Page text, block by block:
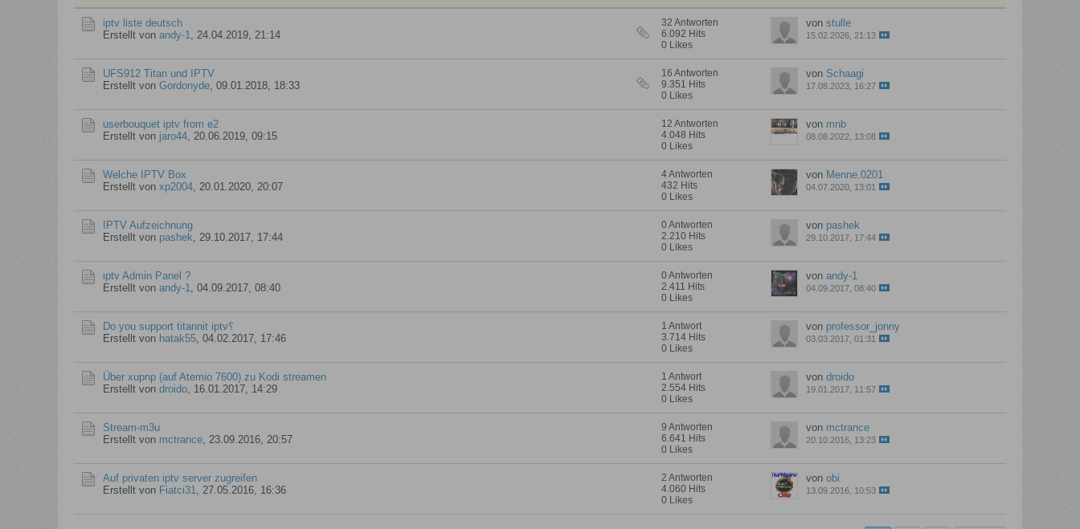
iptv liste deutsch
Erstellt von andy-1, 24.04.2019, 21:14
32 Antworten
6.092 Hits
0 Likes
von stulle
15.02.2026, 21:13
UFS912 Titan und IPTV
Erstellt von Gordonyde, 09.01.2018, 18:33
16 Antworten
9.351 Hits
0 Likes
von Schaagi
17.08.2023, 16:27
userbouquet iptv from e2
Erstellt von jaro44, 20.06.2019, 09:15
12 Antworten
4.048 Hits
0 Likes
von mnb
08.08.2022, 13:08
Welche IPTV Box
Erstellt von xp2004, 20.01.2020, 20:07
4 Antworten
432 Hits
0 Likes
von Menne.0201
04.07.2020, 13:01
IPTV Aufzeichnung
Erstellt von pashek, 29.10.2017, 17:44
0 Antworten
2.210 Hits
0 Likes
von pashek
29.10.2017, 17:44
iptv Admin Panel ?
Erstellt von andy-1, 04.09.2017, 08:40
0 Antworten
2.411 Hits
0 Likes
von andy-1
04.09.2017, 08:40
Do you support titannit iptv؟
Erstellt von hatak55, 04.02.2017, 17:46
1 Antwort
3.714 Hits
0 Likes
von professor_jonny
03.03.2017, 01:31
Über xupnp (auf Atemio 7600) zu Kodi streamen
Erstellt von droido, 16.01.2017, 14:29
1 Antwort
2.554 Hits
0 Likes
von droido
19.01.2017, 11:57
Stream-m3u
Erstellt von mctrance, 23.09.2016, 20:57
9 Antworten
6.641 Hits
0 Likes
von mctrance
20.10.2016, 13:23
Auf privaten iptv server zugreifen
Erstellt von Fiatci31, 27.05.2016, 16:36
2 Antworten
4.060 Hits
0 Likes
von obi
13.09.2016, 10:53